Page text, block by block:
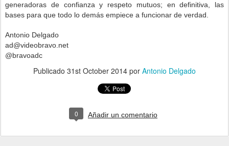
generadoras de confianza y respeto mutuos; en definitiva, las
bases para que todo lo demás empiece a funcionar de verdad.
Antonio Delgado
ad@videobravo.net
@bravoadc
Publicado 31st October 2014 por Antonio Delgado
0 Añadir un comentario